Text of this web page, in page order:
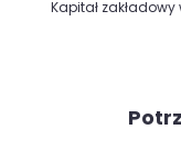
Kapitał zakładowy